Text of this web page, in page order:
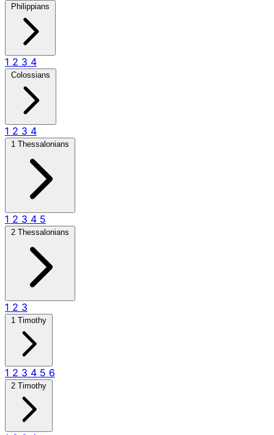
Philippians
1 2 3 4
Colossians
1 2 3 4
1 Thessalonians
1 2 3 4 5
2 Thessalonians
1 2 3
1 Timothy
1 2 3 4 5 6
2 Timothy